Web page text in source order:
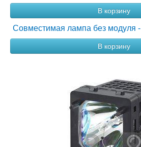
В корзину
Совместимая лампа без модуля -
В корзину